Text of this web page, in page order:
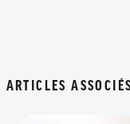
ARTICLES ASSOCIÉS